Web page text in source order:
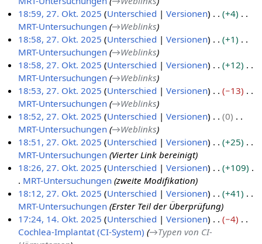
7
O
b
2
2
18:59, 27. Okt. 2025 Unterschied Versionen
+4
MRT-Untersuchungen →Weblinks
18:58, 27. Okt. 2025 Unterschied Versionen
+1
MRT-Untersuchungen →Weblinks
18:58, 27. Okt. 2025 Unterschied Versionen
+12
MRT-Untersuchungen →Weblinks
18:53, 27. Okt. 2025 Unterschied Versionen
−13
MRT-Untersuchungen →Weblinks
18:52, 27. Okt. 2025 Unterschied Versionen
0
MRT-Untersuchungen →Weblinks
18:51, 27. Okt. 2025 Unterschied Versionen
+25
MRT-Untersuchungen Vierter Link bereinigt
18:26, 27. Okt. 2025 Unterschied Versionen
+109
MRT-Untersuchungen zweite Modifikation
18:12, 27. Okt. 2025 Unterschied Versionen
+41
MRT-Untersuchungen Erster Teil der Überprüfung
17:24, 14. Okt. 2025 Unterschied Versionen
−4
Cochlea-Implantat (CI-System) →Typen von CI-